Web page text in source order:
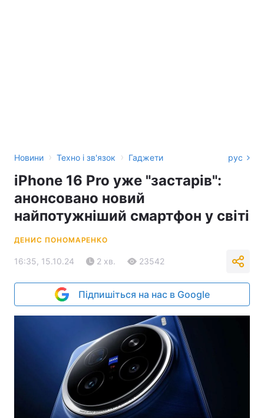
Новини › Техно і зв'язок › Гаджети рус
iPhone 16 Pro уже "застарів":
анонсовано новий
найпотужніший смартфон у світі
ДЕНИС ПОНОМАРЕНКО
16:35, 15.10.24 2 хв. 23542
Підпишіться на нас в Google